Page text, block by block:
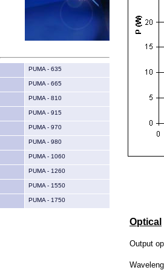
PUMA - 635
PUMA - 665
PUMA - 810
PUMA - 915
PUMA - 970
PUMA - 980
PUMA - 1060
PUMA - 1260
PUMA - 1550
PUMA - 1750
Optical
Output